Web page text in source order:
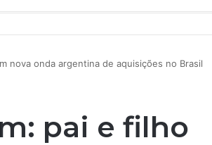
nova onda argentina de aquisições no Brasil
pai e filho